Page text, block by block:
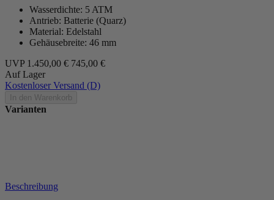
Wasserdichte: 5 ATM
Antrieb: Batterie (Quarz)
Material: Edelstahl
Gehäusebreite: 46 mm
UVP 1.450,00 € 745,00 €
Auf Lager
Kostenloser Versand (D)
In den Warenkorb
Varianten
Beschreibung